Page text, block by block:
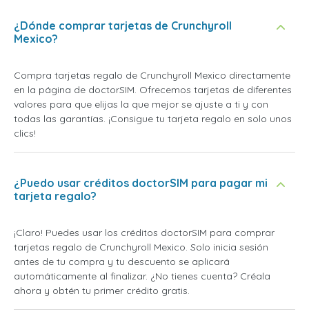
¿Dónde comprar tarjetas de Crunchyroll
Mexico?
Compra tarjetas regalo de Crunchyroll Mexico directamente
en la página de doctorSIM. Ofrecemos tarjetas de diferentes
valores para que elijas la que mejor se ajuste a ti y con
todas las garantías. ¡Consigue tu tarjeta regalo en solo unos
clics!
¿Puedo usar créditos doctorSIM para pagar mi
tarjeta regalo?
¡Claro! Puedes usar los créditos doctorSIM para comprar
tarjetas regalo de Crunchyroll Mexico. Solo inicia sesión
antes de tu compra y tu descuento se aplicará
automáticamente al finalizar. ¿No tienes cuenta? Créala
ahora y obtén tu primer crédito gratis.